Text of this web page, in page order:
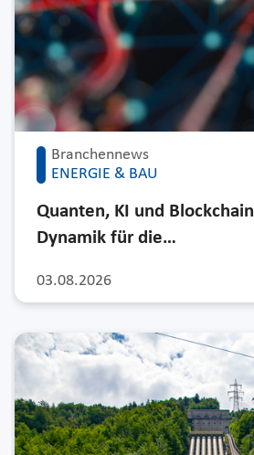
Branchennews
ENERGIE & BAU
03.08.2026
Quanten, KI und
Dynamik für die…